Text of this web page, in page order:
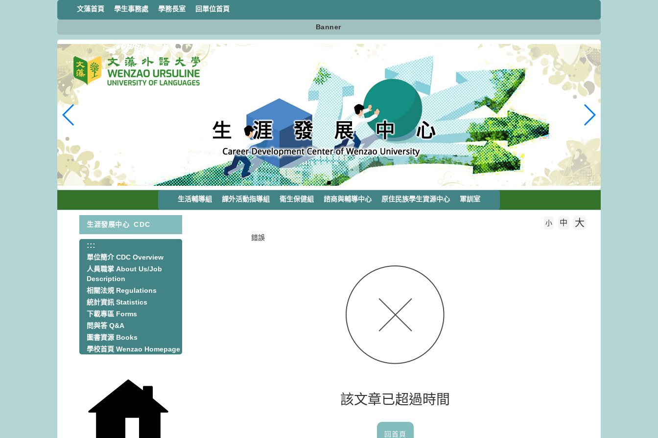
文藻首頁 學生事務處 學務長室 回單位首頁
Banner
生活輔導組 課外活動指導組 衛生保健組 諮商與輔導中心 原住民族學生資源中心 軍訓室
生涯發展中心 CDC
:::
單位簡介 CDC Overview
人員職掌 About Us/Job
Description
相關法規 Regulations
統計資訊 Statistics
下載專區 Forms
問與答 Q&A
圖書資源 Books
學校首頁 Wenzao Homepage
錯誤
小 中 大
該文章已超過時間
回首頁